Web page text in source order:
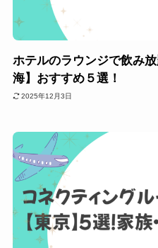
ホテルのラウンジで飲み
海】おすすめ５選！
2025年12月3日